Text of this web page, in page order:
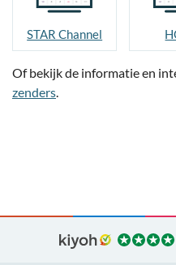
STAR Channel
Of bekijk de informatie en
zenders.